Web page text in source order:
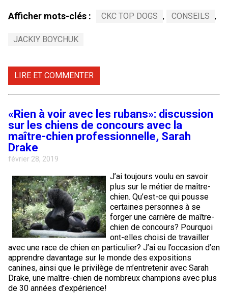
Afficher mots-clés : CKC TOP DOGS , CONSEILS ,
JACKIY BOYCHUK
LIRE ET COMMENTER
«Rien à voir avec les rubans»: discussion
sur les chiens de concours avec la
maître-chien professionnelle, Sarah
Drake
février 28, 2019
J’ai toujours voulu en savoir
plus sur le métier de maître-
chien. Qu’est-ce qui pousse
certaines personnes à se
forger une carrière de maître-
chien de concours? Pourquoi
ont-elles choisi de travailler
avec une race de chien en particulier? J’ai eu l’occasion d’en
apprendre davantage sur le monde des expositions
canines, ainsi que le privilège de m’entretenir avec Sarah
Drake, une maître-chien de nombreux champions avec plus
de 30 années d’expérience!